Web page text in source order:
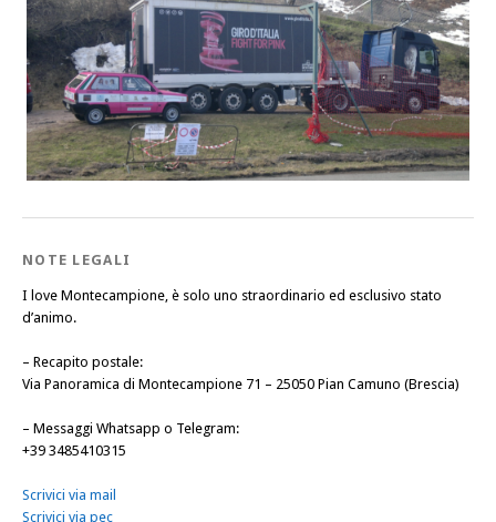
NOTE LEGALI
I love Montecampione, è solo uno straordinario ed esclusivo stato
d’animo.
– Recapito postale:
Via Panoramica di Montecampione 71 – 25050 Pian Camuno (Brescia)
– Messaggi Whatsapp o Telegram:
+39 3485410315
Scrivici via mail
Scrivici via pec